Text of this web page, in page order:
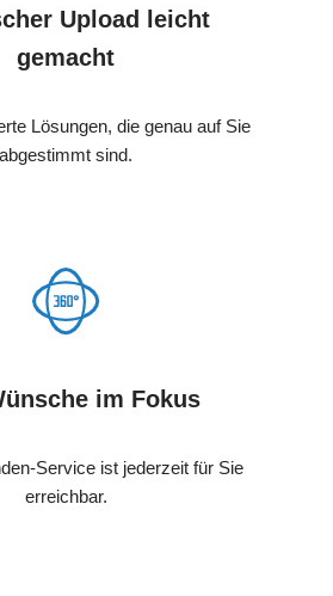
Upload leicht
gemacht
Lösungen, die genau auf Sie
abgestimmt sind.
im Fokus
Service ist jederzeit für Sie
erreichbar.